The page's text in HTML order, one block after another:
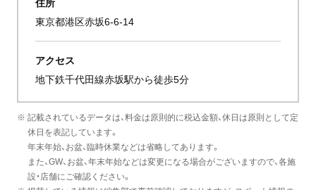
東京都港区赤坂6-6-14
アクセス
地下鉄千代田線赤坂駅から徒歩5分
※ 記載されているデータは、料金は原則的に税込金額、休日は原則として定
休日を表記しています。
年末年始、お盆、臨時休業などは省略してあります。
また、GW、お盆、年末年始などは変更になる場合がございますので、各施
設・店舗にご確認ください。